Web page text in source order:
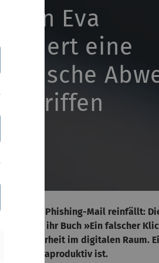
Eva
eine
auf eine Phishing-Mail reinfällt:
erschien ihr Buch »Ein falscher
Sicherheit im digitalen Raum.
kontraproduktiv ist.